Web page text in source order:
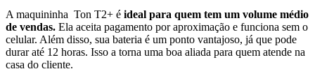
A maquininha Ton T2+ é ideal para quem tem um volume médio
de vendas. Ela aceita pagamento por aproximação e funciona sem o
celular. Além disso, sua bateria é um ponto vantajoso, já que pode
durar até 12 horas. Isso a torna uma boa aliada para quem atende na
casa do cliente.